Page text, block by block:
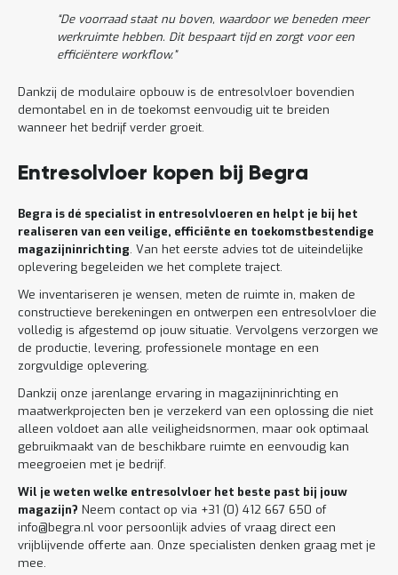
“De voorraad staat nu boven, waardoor we beneden meer
werkruimte hebben. Dit bespaart tijd en zorgt voor een
efficiëntere workflow.”
Dankzij de modulaire opbouw is de entresolvloer bovendien
demontabel en in de toekomst eenvoudig uit te breiden
wanneer het bedrijf verder groeit.
Entresolvloer kopen bij Begra
Begra is dé specialist in entresolvloeren en helpt je bij het
realiseren van een veilige, efficiënte en toekomstbestendige
magazijninrichting. Van het eerste advies tot de uiteindelijke
oplevering begeleiden we het complete traject.
We inventariseren je wensen, meten de ruimte in, maken de
constructieve berekeningen en ontwerpen een entresolvloer die
volledig is afgestemd op jouw situatie. Vervolgens verzorgen we
de productie, levering, professionele montage en een
zorgvuldige oplevering.
Dankzij onze jarenlange ervaring in magazijninrichting en
maatwerkprojecten ben je verzekerd van een oplossing die niet
alleen voldoet aan alle veiligheidsnormen, maar ook optimaal
gebruikmaakt van de beschikbare ruimte en eenvoudig kan
meegroeien met je bedrijf.
Wil je weten welke entresolvloer het beste past bij jouw
magazijn? Neem contact op via +31 (0) 412 667 650 of
info@begra.nl voor persoonlijk advies of vraag direct een
vrijblijvende offerte aan. Onze specialisten denken graag met je
mee.